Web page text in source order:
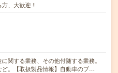
、大歓迎！
関する業務、その他付随する業務。
ど。【取扱製品情報】自動車のブ…